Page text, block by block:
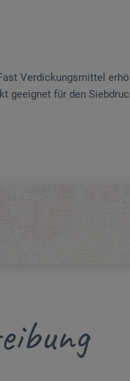
Verdickungsmittel
geeignet für den